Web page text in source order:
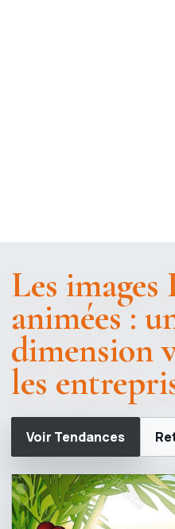
Les images
animées :
dimension
les
Voir Tendances